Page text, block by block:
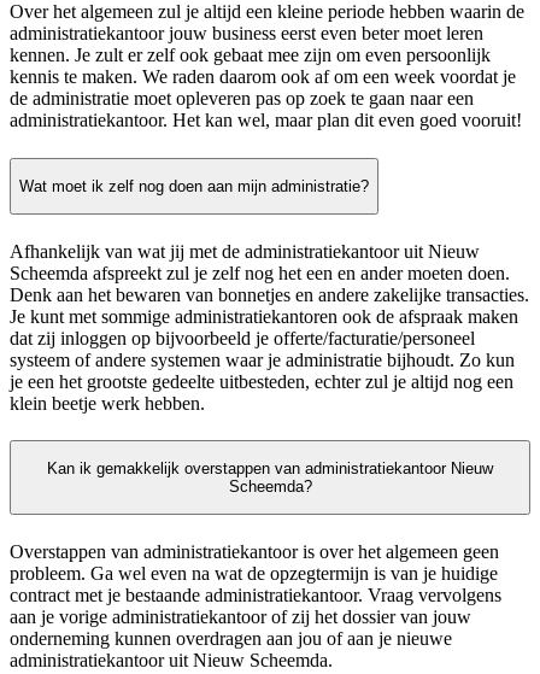
Over het algemeen zul je altijd een kleine periode hebben waarin de
administratiekantoor jouw business eerst even beter moet leren
kennen. Je zult er zelf ook gebaat mee zijn om even persoonlijk
kennis te maken. We raden daarom ook af om een week voordat je
de administratie moet opleveren pas op zoek te gaan naar een
administratiekantoor. Het kan wel, maar plan dit even goed vooruit!
Wat moet ik zelf nog doen aan mijn administratie?
Afhankelijk van wat jij met de administratiekantoor uit Nieuw
Scheemda afspreekt zul je zelf nog het een en ander moeten doen.
Denk aan het bewaren van bonnetjes en andere zakelijke transacties.
Je kunt met sommige administratiekantoren ook de afspraak maken
dat zij inloggen op bijvoorbeeld je offerte/facturatie/personeel
systeem of andere systemen waar je administratie bijhoudt. Zo kun
je een het grootste gedeelte uitbesteden, echter zul je altijd nog een
klein beetje werk hebben.
Kan ik gemakkelijk overstappen van administratiekantoor Nieuw
Scheemda?
Overstappen van administratiekantoor is over het algemeen geen
probleem. Ga wel even na wat de opzegtermijn is van je huidige
contract met je bestaande administratiekantoor. Vraag vervolgens
aan je vorige administratiekantoor of zij het dossier van jouw
onderneming kunnen overdragen aan jou of aan je nieuwe
administratiekantoor uit Nieuw Scheemda.